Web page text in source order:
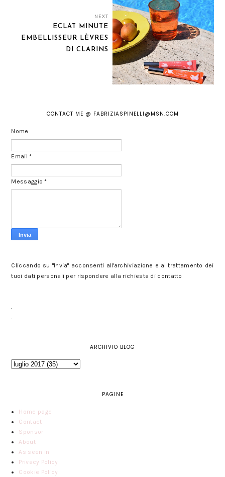
NEXT
ECLAT MINUTE
EMBELLISSEUR LÈVRES
DI CLARINS
CONTACT ME @ FABRIZIASPINELLI@MSN.COM
Nome
Email*
Messaggio*
Cliccando su "Invia" acconsenti all'archiviazione e al trattamento dei
tuoi dati personali per rispondere alla richiesta di contatto
ARCHIVIO BLOG
PAGINE
Home page
Contact
Sponsor
About
As seen in
Privacy Policy
Cookie Policy